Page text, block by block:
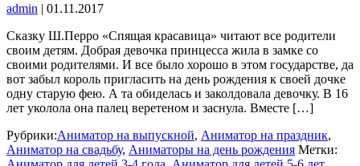
admin | 01.11.2017
Сказку Ш.Перро «Спящая красавица» читают все родители
своим детям. Добрая девочка принцесса жила в замке со
своими родителями. И все было хорошо в этом государстве, да
вот забыл король пригласить на день рождения к своей дочке
одну старую фею. А та обиделась и заколдовала девочку. В 16
лет уколола она палец веретеном и заснула. Вместе […]
Рубрики:Аниматор на выпускной, Аниматор на праздник,
Аниматор на свадьбу, Аниматоры на день рождения Метки: